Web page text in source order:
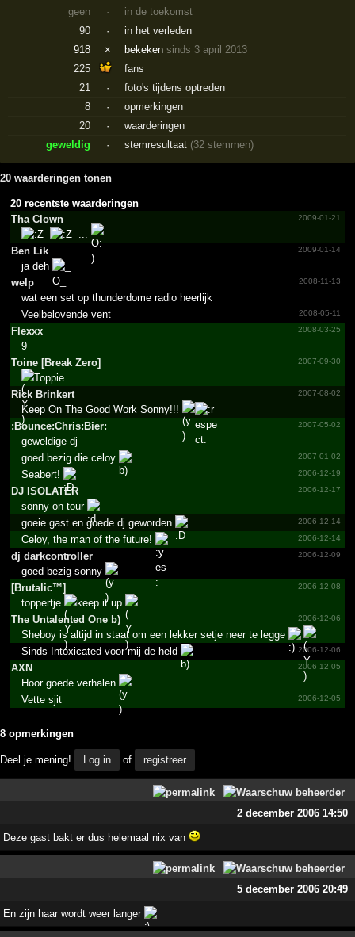
geen
·
in de toekomst
90
·
in het verleden
918
× bekekensinds 3 april 2013
225
fans
21
·
foto's tijdens optreden
8
·
opmerkingen
20
·
waarderingen
geweldig
· stemresultaat (32 stemmen)
20 waarderingen tonen
20 recentste waarderingen
Tha Clown
2009-01-21
Ben Lik
2009-01-14
ja deh
welp
2008-11-13
wat een set op thunderdome radio heerlijk
2008-05-11
Veelbelovende vent
Flexxx
2008-03-25
9
Toine [Break Zero]
2007-09-30
Toppie
Rick Brinkert
2007-08-02
Keep On The Good Work Sonny!!!
:Bounc­e:Chri­s:Bier­:
2007-05-02
geweldige dj
2007-01-02
goed bezig die celoy
2006-12-19
Seabert!
DJ ISOLATER
2006-12-17
sonny on tour
2006-12-14
goeie gast en goede dj geworden
2006-12-14
Celoy, the man of the future!
dj darkco­ntroll­er
2006-12-09
goed bezig sonny
[Brutalic™]
2006-12-08
toppertje
keep it up
The Untalented One b)
2006-12-06
Sheboy is altijd in staat om een lekker setje neer te legge
2006-12-06
Sinds Intoxicated voor mij de held
AXN
2006-12-05
Hoor goede verhalen
2006-12-05
Vette sjit
8 opmerkingen
Deel je mening! Log in of registreer
2 december 2006 14:50
Deze gast bakt er dus helemaal nix van
5 december 2006 20:49
En zijn haar wordt weer langer